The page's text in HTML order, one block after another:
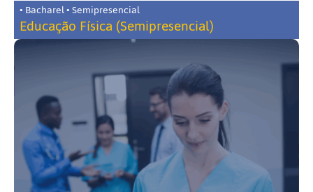
• Bacharel • Semipresencial
Educação Física (Semipresencial)